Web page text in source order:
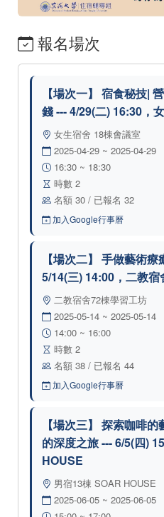
報名場次
【場次一】 宿食秘技|
錢 --- 4/29(二) 16:30，
女生宿舍 18棟會議室
2025-04-29 ~ 2025-04-29
16:30 ~ 18:30
時數 2
名額 30 / 已報名 32
加入Google行事曆
【場次二】 手做藝術
5/14(三) 14:00，二教
二教宿舍72棟學習工坊
2025-05-14 ~ 2025-05-14
14:00 ~ 16:00
時數 2
名額 38 / 已報名 44
加入Google行事曆
【場次三】 探索咖啡
的深度之旅 --- 6/5(四)
HOUSE
男宿13棟 SOAR HOUSE
2025-06-05 ~ 2025-06-05